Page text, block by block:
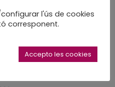
l'ús de cookies
corresponent.
Accepto les cookies